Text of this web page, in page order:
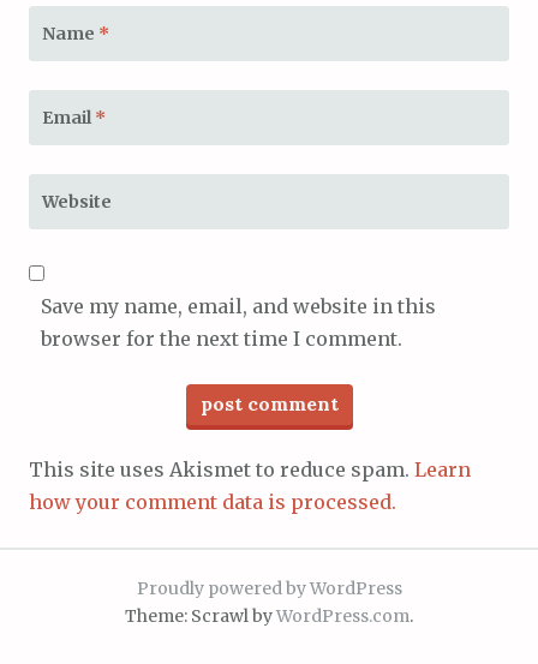
Name *
Email *
Website
Save my name, email, and website in this
browser for the next time I comment.
This site uses Akismet to reduce spam. Learn
how your comment data is processed.
Proudly powered by WordPress
Theme: Scrawl byWordPress.com.